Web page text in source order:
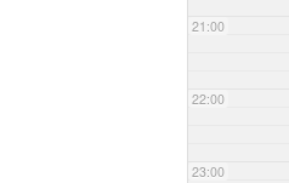
21:00
22:00
23:00